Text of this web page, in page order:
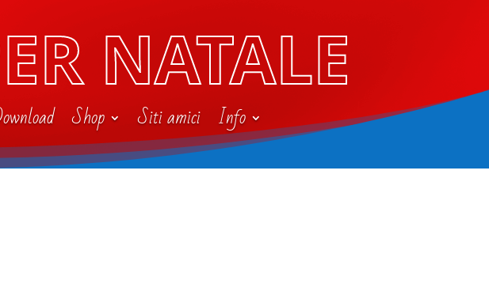
NATALE
Shop Siti amici Info